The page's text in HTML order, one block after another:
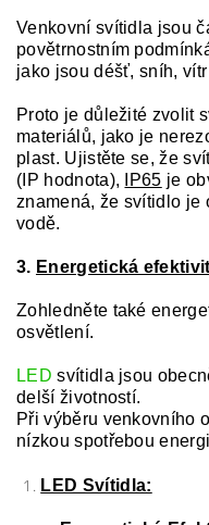
Venkovní svítidla jsou
povětrnostním
jako jsou déšť, sníh,
Proto je důležité zvolit
materiálů, jako je
plast. Ujistěte se, že
(IP hodnota),
IP65 je
znamená, že svítidlo je
vodě.
3. Energetická
Zohledněte také
osvětlení.
LEDsvítidla jsou
delší životností.
Při výběru venkovního
nízkou spotřebou
LED Svítidla: